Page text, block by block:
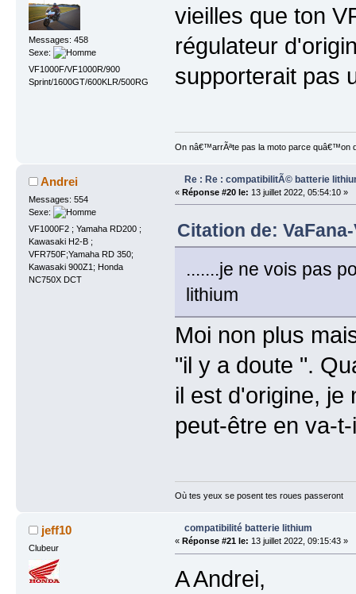
Messages: 458
Sexe:
VF1000F/VF1000R/900
Sprint/1600GT/600KLR/500RG
vieilles que ton
régulateur
supporterait pas
On nâ€™arrÃªte pas la moto parce quâ€™on
Andrei
Messages: 554
Sexe:
VF1000F2 ; Yamaha RD200 ;
Kawasaki H2-B ;
VFR750F;Yamaha RD 350;
Kawasaki 900Z1; Honda
NC750X DCT
Re : Re : compatibilitÃ© batterie
« Réponse #20 le: 13 juillet 2022, 05:54:10 »
Citation de:
.......je ne vois pas
lithium
Moi non plus
"il y a doute ".
il est d'origine, je
peut-être en va-
Où tes yeux se posent tes roues passeront
jeff10
Clubeur
compatibilité batterie lithium
« Réponse #21 le: 13 juillet 2022, 09:15:43 »
A Andrei,